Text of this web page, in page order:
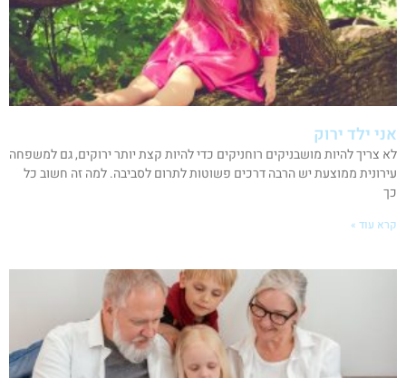
אני ילד ירוק
לא צריך להיות מושבניקים רוחניקים כדי להיות קצת יותר ירוקים, גם למשפחה
עירונית ממוצעת יש הרבה דרכים פשוטות לתרום לסביבה. למה זה חשוב כל
כך
קרא עוד »